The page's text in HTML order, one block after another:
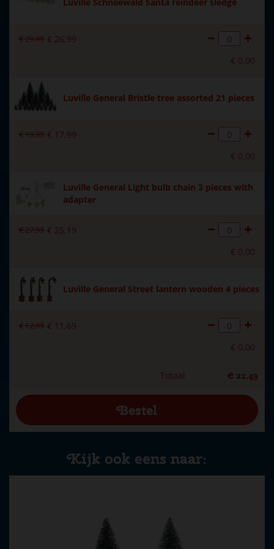
€29,99 € 26,99
€ 0,00
Luville General Bristle tree assorted 21 pieces
€19,99 € 17,99
€ 0,00
Luville General Light bulb chain 3 pieces with
adapter
€27,99 € 25, 19
€ 0,00
Luville General Street lantern wooden 4 pieces
€12,99 € 11 ,69
€ 0,00
Totaal € 22,49
Kijk ook eens naar: